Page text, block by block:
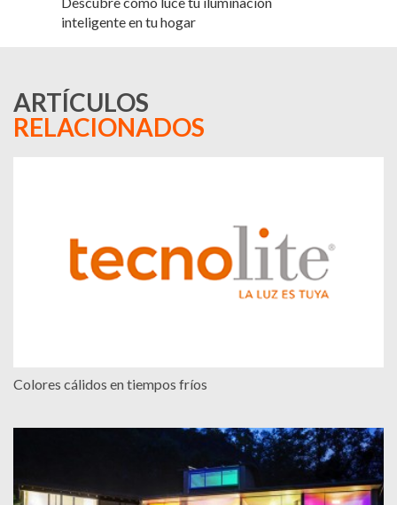
inteligente en tu hogar
ARTÍCULOS
RELACIONADOS
Colores cálidos en tiempos fríos